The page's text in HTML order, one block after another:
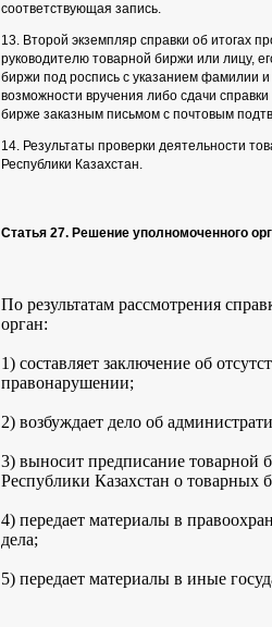
соответствующая запись.
13. Второй экземпляр справки об итогах
руководителю товарной биржи или лицу,
биржи под роспись с указанием фамилии
возможности вручения либо сдачи
бирже заказным письмом с почтовым
14. Результаты проверки деятельности
Республики Казахстан.
Статья 27. Решение уполномоченного
По результатам рассмотрения
орган:
1) составляет заключение об
правонарушении;
2) возбуждает дело об
3) выносит предписание товарной
Республики Казахстан о товарных
4) передает материалы в
дела;
5) передает материалы в иные